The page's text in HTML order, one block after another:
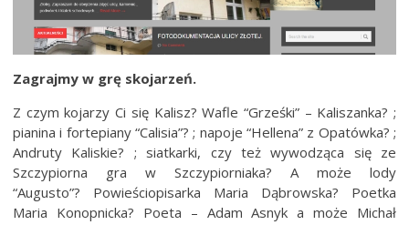
Zagrajmy w grę skojarzeń.
Z czym kojarzy Ci się Kalisz? Wafle “Grześki” – Kaliszanka? ;
pianina i fortepiany “Calisia”? ; napoje “Hellena” z Opatówka? ;
Andruty Kaliskie? ; siatkarki, czy też wywodząca się ze
Szczypiorna gra w Szczypiorniaka? A może lody
“Augusto”? Powieściopisarka Maria Dąbrowska? Poetka
Maria Konopnicka? Poeta – Adam Asnyk a może Michał